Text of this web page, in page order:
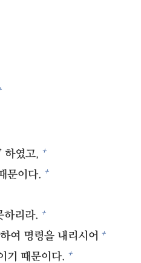
하였고, +
문이다. +
하리라. +
여 명령을 내리시어 +
기 때문이다. +